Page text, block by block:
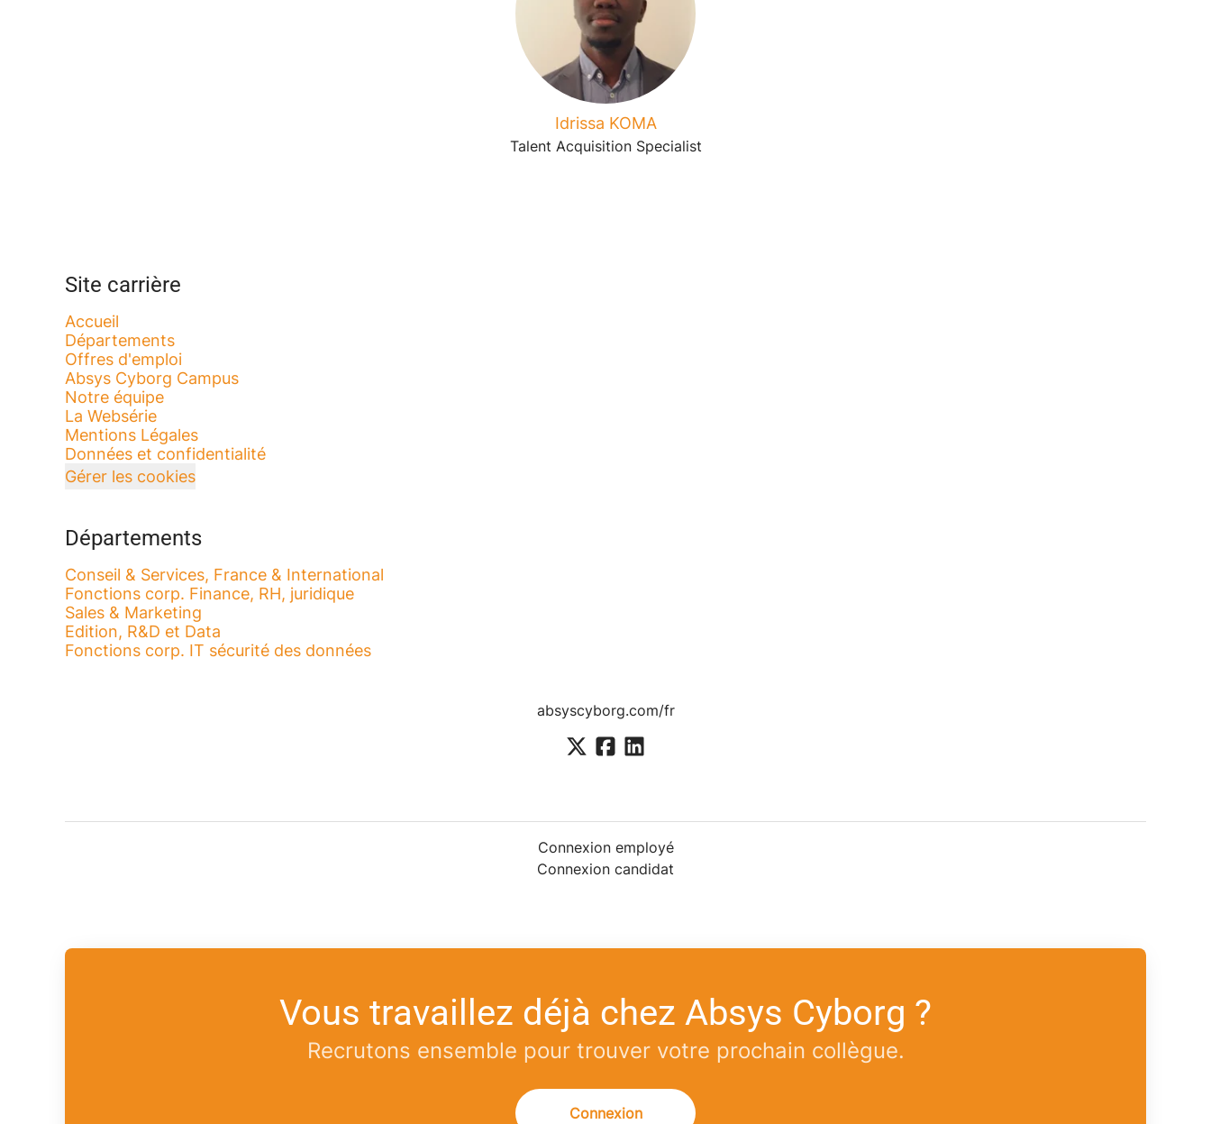
Idrissa KOMA
Talent Acquisition Specialist
Site carrière
Accueil
Départements
Offres d'emploi
Absys Cyborg Campus
Notre équipe
La Websérie
Mentions Légales
Données et confidentialité
Gérer les cookies
Départements
Conseil & Services, France & International
Fonctions corp. Finance, RH, juridique
Sales & Marketing
Edition, R&D et Data
Fonctions corp. IT sécurité des données
absyscyborg.com/fr
Connexion employé
Connexion candidat
Vous travaillez déjà chez Absys Cyborg ?
Recrutons ensemble pour trouver votre prochain collègue.
Connexion